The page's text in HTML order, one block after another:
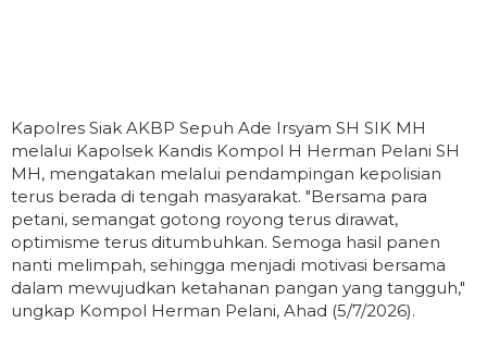
Kapolres Siak AKBP Sepuh Ade Irsyam SH SIK MH
melalui Kapolsek Kandis Kompol H Herman Pelani SH
MH, mengatakan melalui pendampingan kepolisian
terus berada di tengah masyarakat. "Bersama para
petani, semangat gotong royong terus dirawat,
optimisme terus ditumbuhkan. Semoga hasil panen
nanti melimpah, sehingga menjadi motivasi bersama
dalam mewujudkan ketahanan pangan yang tangguh,"
ungkap Kompol Herman Pelani, Ahad (5/7/2026).